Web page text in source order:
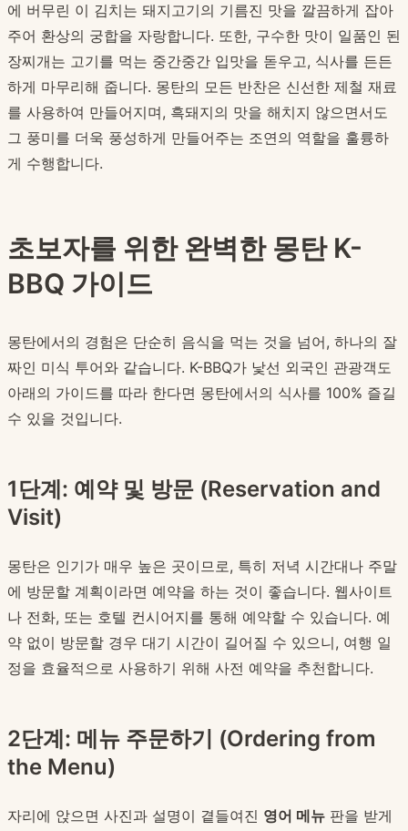
에 버무린 이 김치는 돼지고기의 기름진 맛을 깔끔하게 잡아
주어 환상의 궁합을 자랑합니다. 또한, 구수한 맛이 일품인 된
장찌개는 고기를 먹는 중간중간 입맛을 돋우고, 식사를 든든
하게 마무리해 줍니다. 몽탄의 모든 반찬은 신선한 제철 재료
를 사용하여 만들어지며, 흑돼지의 맛을 해치지 않으면서도
그 풍미를 더욱 풍성하게 만들어주는 조연의 역할을 훌륭하
게 수행합니다.
초보자를 위한 완벽한 몽탄 K-
BBQ 가이드
몽탄에서의 경험은 단순히 음식을 먹는 것을 넘어, 하나의 잘
짜인 미식 투어와 같습니다. K-BBQ가 낯선 외국인 관광객도
아래의 가이드를 따라 한다면 몽탄에서의 식사를 100% 즐길
수 있을 것입니다.
1단계: 예약 및 방문 (Reservation and
Visit)
몽탄은 인기가 매우 높은 곳이므로, 특히 저녁 시간대나 주말
에 방문할 계획이라면 예약을 하는 것이 좋습니다. 웹사이트
나 전화, 또는 호텔 컨시어지를 통해 예약할 수 있습니다. 예
약 없이 방문할 경우 대기 시간이 길어질 수 있으니, 여행 일
정을 효율적으로 사용하기 위해 사전 예약을 추천합니다.
2단계: 메뉴 주문하기 (Ordering from
the Menu)
자리에 앉으면 사진과 설명이 곁들여진 영어 메뉴 판을 받게